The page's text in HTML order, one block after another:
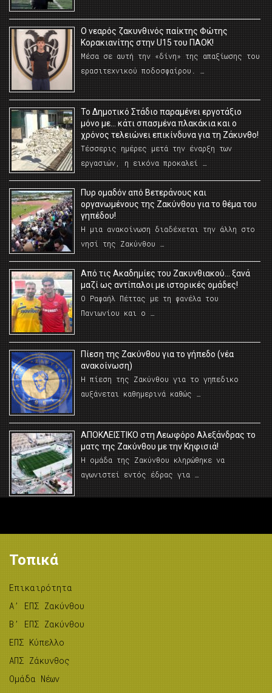
O νεαρός ζακυνθινός παίκτης Φώτης
Κορακιανίτης στην U15 του ΠΑΟΚ!
Μέσα σε αυτή την «δίνη» της απαξίωσης του
ερασιτεχνικού ποδοσφαίρου. …
Το Δημοτικό Στάδιο παραμένει εργοτάξιο
μόνο με… κάτι σπασμένα πλακάκια και ο
χρόνος τελειώνει επικίνδυνα για τη Ζάκυνθο!
Τέσσερις ημέρες μετά την έναρξη των
εργασιών, η εικόνα προκαλεί …
Πυρ ομαδόν από Βετεράνους και
οργανωμένους της Ζακύνθου για το θέμα του
γηπέδου!
Η μια ανακοίνωση διαδέχεται την άλλη στο
νησί της Ζακύνθου …
Από τις Ακαδημίες του Ζακυνθιακού… ξανά
μαζί ως αντίπαλοι με ιστορικές ομάδες!
Ο Ραφαήλ Πέττας με τη φανέλα του
Πανιωνίου και ο …
Πίεση της Ζακύνθου για το γήπεδο (νέα
ανακοίνωση)
Η πίεση της Ζακύνθου για το γηπεδικο
αυξάνεται καθημερινά καθώς …
AΠΟΚΛΕΙΣΤΙΚΟ στη Λεωφόρο Αλεξάνδρας το
ματς της Ζακύνθου με την Κηφισιά!
Η ομάδα της Ζακύνθου κληρώθηκε να
αγωνιστεί εντός έδρας για …
Τοπικά
Επικαιρότητα
A’ ΕΠΣ Ζακύνθου
B’ ΕΠΣ Ζακύνθου
ΕΠΣ Κύπελλο
ΑΠΣ Ζάκυνθος
Ομάδα Νέων